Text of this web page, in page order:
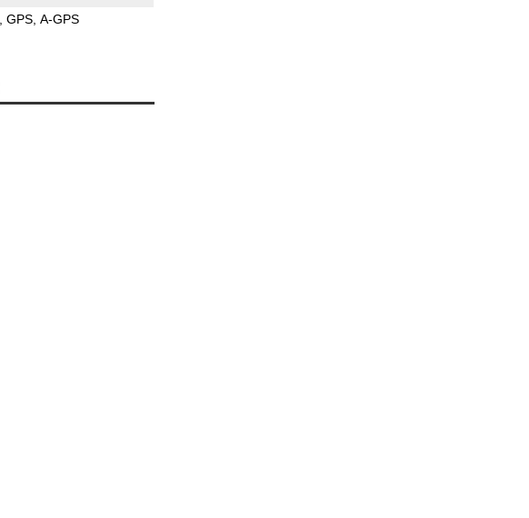
GPS A-GPS